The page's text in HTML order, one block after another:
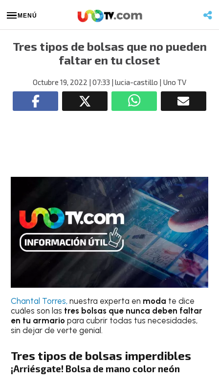
MENÚ
Tres tipos de bolsas que no pueden
faltar en tu closet
Octubre 19, 2022 | 07:33 | lucia-castillo | Uno TV
Chantal Torres,nuestra experta en moda te dice
cuáles son las tres bolsas que nunca deben faltar
en tu armario para cubrir todas tus necesidades,
sin dejar de verte genial.
Tres tipos de bolsas imperdibles
¡Arriésgate! Bolsa de mano color neón